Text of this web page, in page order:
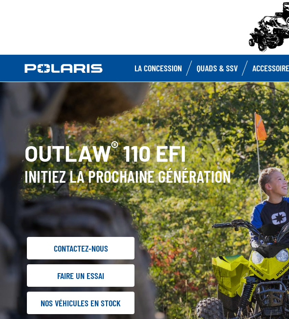
LA CONCESSION QUADS & SSV
OUTLAW®110 EFI
INITIEZ LA PROCHAINE GÉNÉRATION
CONTACTEZ-NOUS
FAIRE UN ESSAI
NOS VÉHICULES EN STOCK